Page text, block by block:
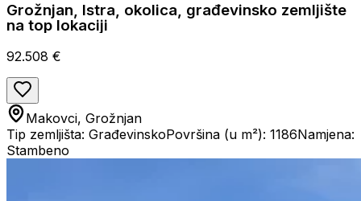
Grožnjan, Istra, okolica, građevinsko zemljište
na top lokaciji
92.508 €
Makovci, Grožnjan
Tip zemljišta: GrađevinskoPovršina (u m²): 1186Namjena:
Stambeno